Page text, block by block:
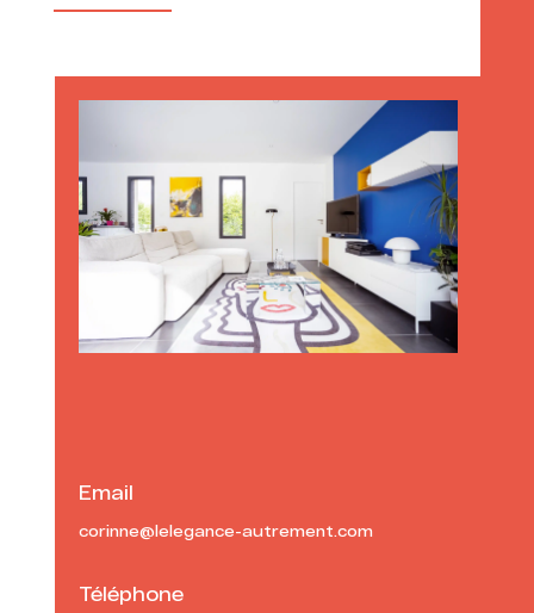
Email
corinne@lelegance-autrement.com
Téléphone